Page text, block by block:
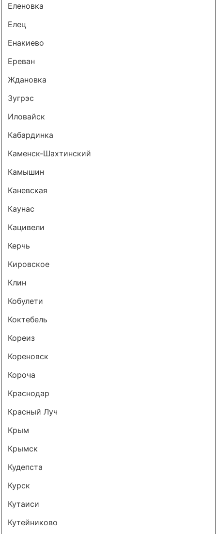
Еленовка
Елец
Енакиево
Ереван
Ждановка
Зугрэс
Иловайск
Кабардинка
Каменск-Шахтинский
Камышин
Каневская
Каунас
Кацивели
Керчь
Кировское
Клин
Кобулети
Коктебель
Кореиз
Кореновск
Короча
Краснодар
Красный Луч
Крым
Крымск
Кудепста
Курск
Кутаиси
Кутейниково